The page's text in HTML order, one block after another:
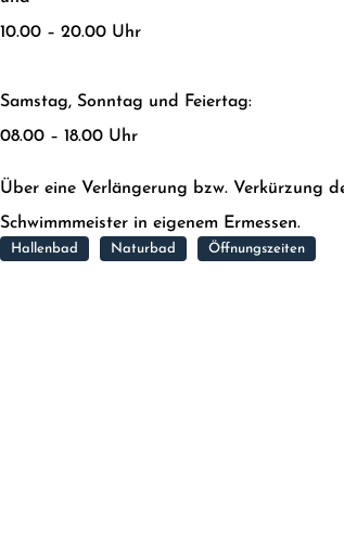
10.00 – 20.00 Uhr
Samstag, Sonntag und Feiertag:
08.00 – 18.00 Uhr
Über eine Verlängerung bzw. Verkürzung
Schwimmmeister in eigenem Ermessen.
Hallenbad Naturbad Öffnungszeiten